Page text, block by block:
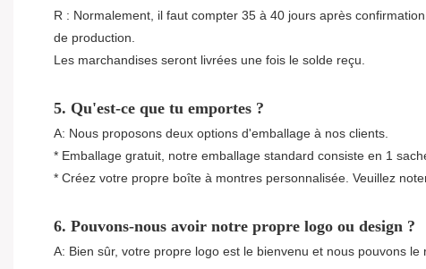
R : Normalement, il faut compter 35 à 40 jours après
de production.
Les marchandises seront livrées une fois le solde reçu.
5. Qu'est-ce que tu emportes ?
A: Nous proposons deux options d'emballage à nos clients.
* Emballage gratuit, notre emballage standard consiste en 1
* Créez votre propre boîte à montres personnalisée. Veuillez
6. Pouvons-nous avoir notre propre logo ou design ?
A: Bien sûr, votre propre logo est le bienvenu et nous pouvons le